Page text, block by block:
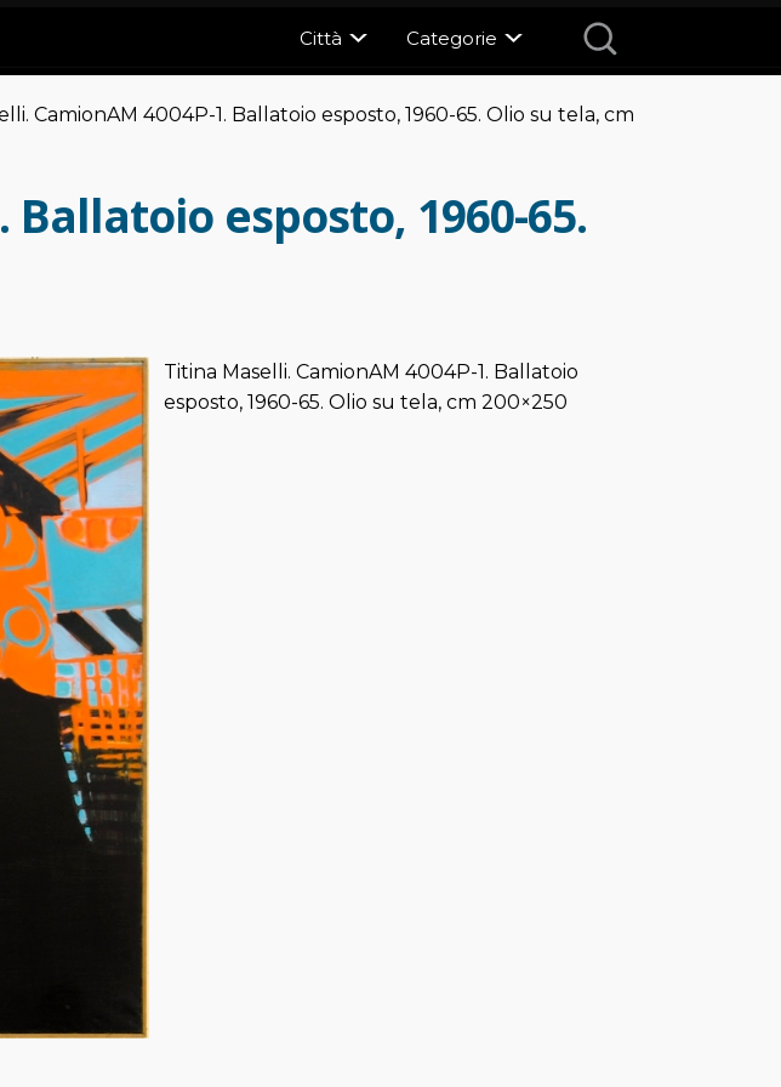
Città Categorie
CamionAM 4004P-1. Ballatoio esposto, 1960-65. Olio su tela, cm
esposto, 1960-65.
Titina Maselli. CamionAM 4004P-1. Ballatoio
esposto, 1960-65. Olio su tela, cm 200×250